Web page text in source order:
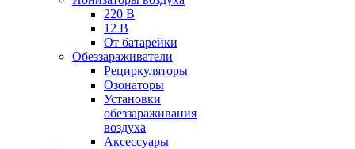
220 В
12 В
От батарейки
Обеззараживатели
Рециркуляторы
Озонаторы
Установки
обеззараживания
воздуха
Аксессуары